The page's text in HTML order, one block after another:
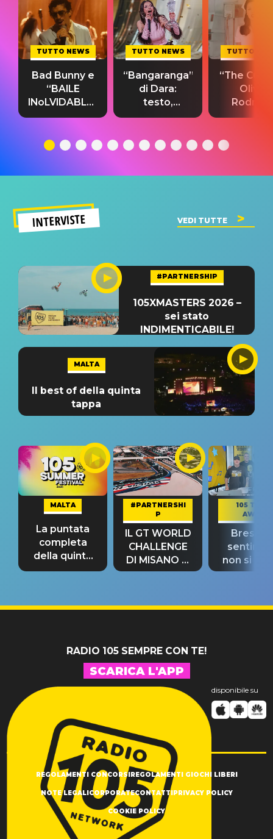
TUTTO NEWS
Bad Bunny e
“BAILE
INoLVIDABLE”:
testo,
significato
TUTTO NEWS
“Bangaranga”
di Dara:
testo,
traduzione e
del singolo
TUTTO
“The
Olivia
testo,
INTERVISTE VEDI TUTTE
#PARTNERSHIP
105XMASTERS 2026 –
sei stato
INDIMENTICABILE!
MALTA
Il best of della quinta
tappa
MALTA
La puntata
completa
della quinta
tappa
#PARTNERSHI
P
IL GT WORLD
CHALLENGE
DI MISANO si
riconferma
105 TAKE
AWAY
Bresh:
non si
fino alla
RADIO 105 SEMPRE CON TE!
SCARICA L'APP
disponibile su
REGOLAMENTI CONCORSIREGOLAMENTI GIOCHI LIBERI
NOTE LEGALICORPORATECONTATTIPRIVACY POLICY
COOKIE POLICY